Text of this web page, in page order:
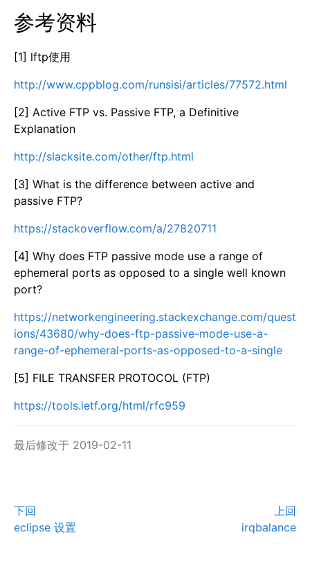
参考资料
[1] lftp使用
http://www.cppblog.com/runsisi/articles/77572.html
[2] Active FTP vs. Passive FTP, a Definitive
Explanation
http://slacksite.com/other/ftp.html
[3] What is the difference between active and
passive FTP?
https://stackoverflow.com/a/27820711
[4] Why does FTP passive mode use a range of
ephemeral ports as opposed to a single well known
port?
https://networkengineering.stackexchange.com/quest
ions/43680/why-does-ftp-passive-mode-use-a-
range-of-ephemeral-ports-as-opposed-to-a-single
[5] FILE TRANSFER PROTOCOL (FTP)
https://tools.ietf.org/html/rfc959
最后修改于 2019-02-11
下回
eclipse 设置
上回
irqbalance